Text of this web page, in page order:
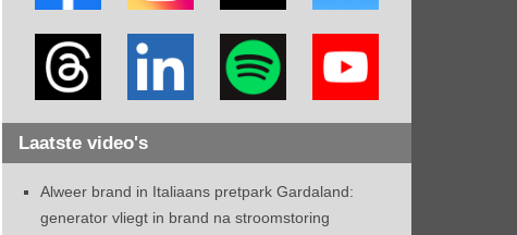
Laatste video's
Alweer brand in Italiaans pretpark Gardaland:
generator vliegt in brand na stroomstoring